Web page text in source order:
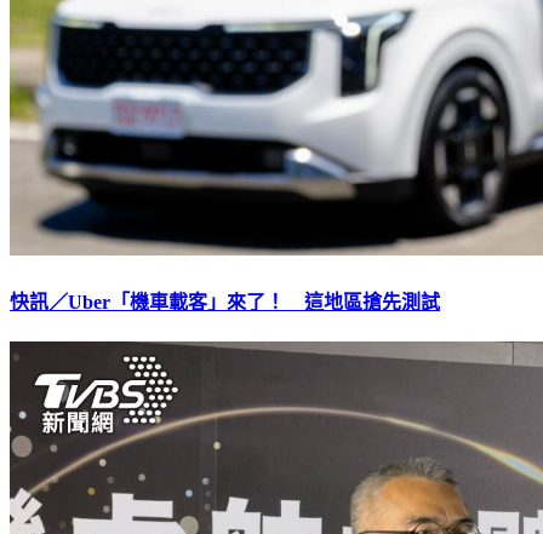
快訊／Uber「機車載客」來了！ 這地區搶先測試